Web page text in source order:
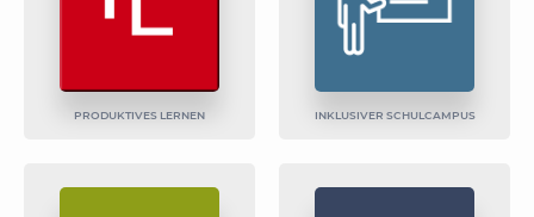
PRODUKTIVES LERNEN INKLUSIVER SCHULCAMPUS